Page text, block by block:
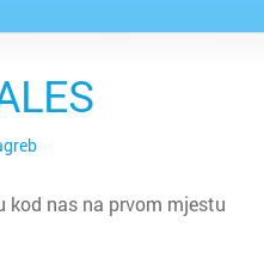
kod nas na prvom mjestu